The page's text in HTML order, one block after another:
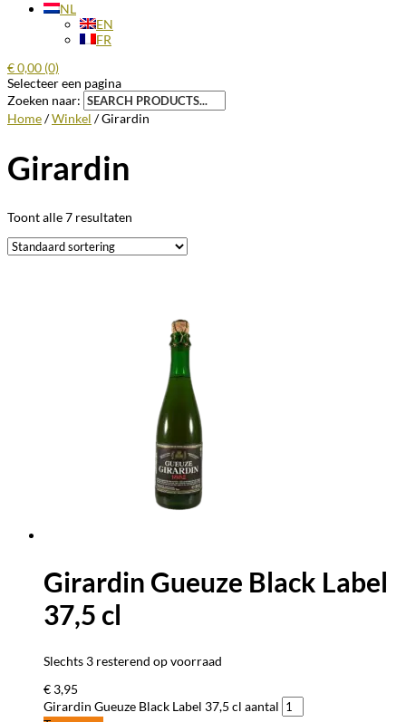
NL
EN
FR
€0,00 (0)
Selecteer een pagina
Zoeken naar:
Home/Winkel / Girardin
Girardin
Toont alle 7 resultaten
Girardin Gueuze Black Label
37,5 cl
Slechts 3 resterend op voorraad
€ 3,95
Girardin Gueuze Black Label 37,5 cl aantal